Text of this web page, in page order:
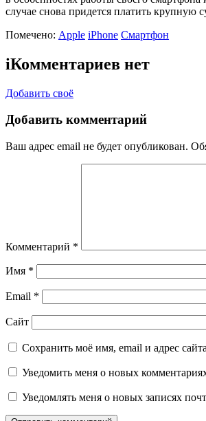
случае снова придется платить крупную
Помечено: Apple iPhone Смартфон
iКомментариев нет
Добавить своё
Добавить комментарий
Ваш адрес email не будет опубликован.
Комментарий *
Имя *
Email *
Сайт
Сохранить моё имя, email и адрес
Уведомить меня о новых
Уведомлять меня о новых записях